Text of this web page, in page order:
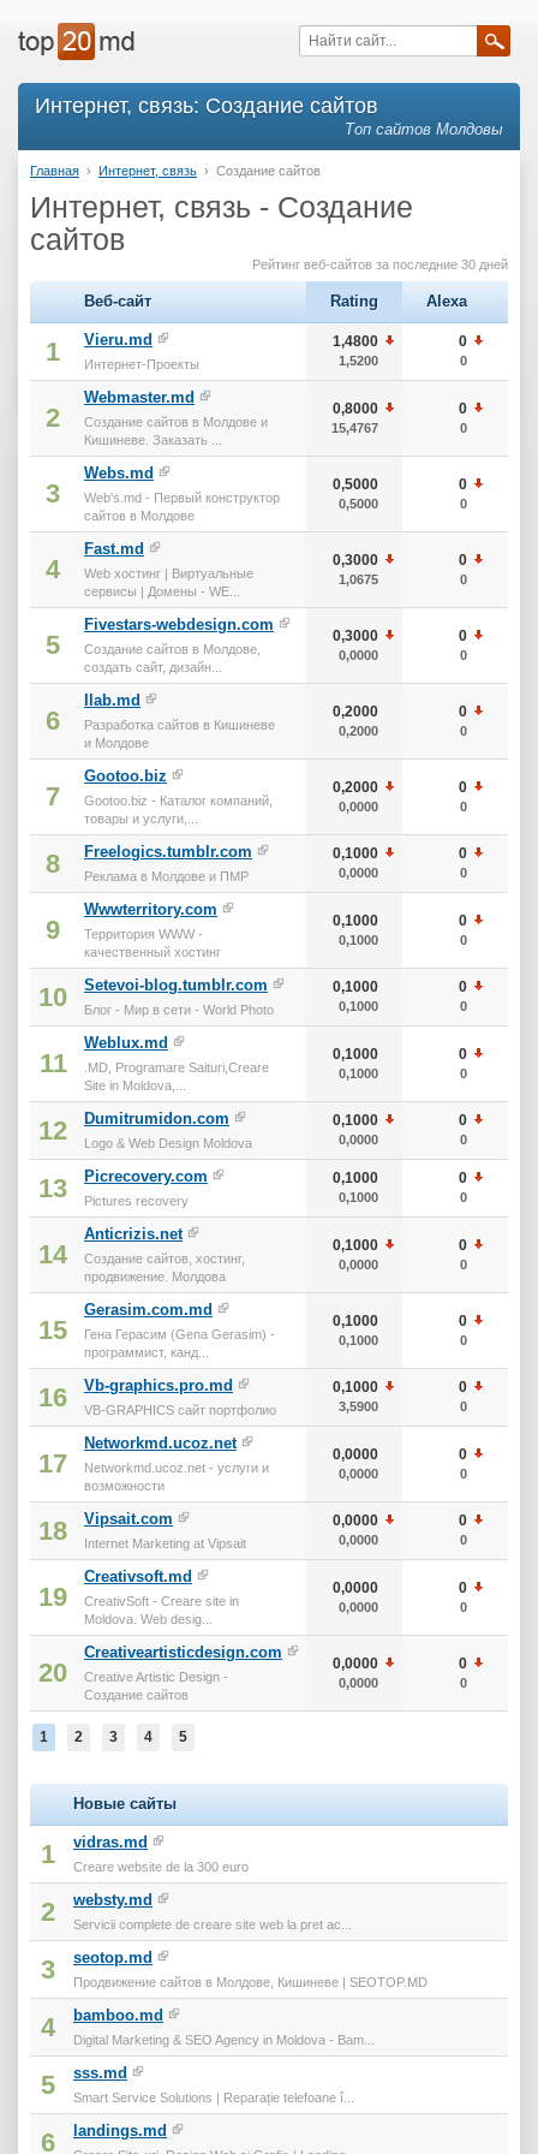
Интернет, связь: Создание сайтов
Топ сайтов Молдовы
Главная › Интернет, связь › Создание сайтов
Интернет, связь - Создание
сайтов
Рейтинг веб-сайтов за последние 30 дней
Веб-сайт Rating Alexa
1 Vieru.md
Интернет-Проекты
1,4800
1,5200
0
0
2
Webmaster.md
Создание сайтов в Молдове и
Кишиневе. Заказать ...
0,8000
15,4767
0
0
3
Webs.md
Web's.md - Первый конструктор
сайтов в Молдове
0,5000
0,5000
0
0
4
Fast.md
Web хостинг | Виртуальные
сервисы | Домены - WE...
0,3000
1,0675
0
0
5
Fivestars-webdesign.com
Создание сайтов в Молдове,
создать сайт, дизайн...
0,3000
0,0000
0
0
6
Ilab.md
Разработка сайтов в Кишиневе
и Молдове
0,2000
0,2000
0
0
7
Gootoo.biz
Gootoo.biz - Каталог компаний,
товары и услуги,...
0,2000
0,0000
0
0
8 Freelogics.tumblr.com
Реклама в Молдове и ПМР
0,1000
0,0000
0
0
9
Wwwterritory.com
Территория WWW -
качественный хостинг
0,1000
0,1000
0
0
10 Setevoi-blog.tumblr.com
Блог - Мир в сети - World Photo
0,1000
0,1000
0
0
11
Weblux.md
.MD, Programare Saituri,Creare
Site in Moldova,...
0,1000
0,1000
0
0
12 Dumitrumidon.com
Logo & Web Design Moldova
0,1000
0,0000
0
0
13 Picrecovery.com
Pictures recovery
0,1000
0,1000
0
0
14
Anticrizis.net
Создание сайтов, хостинг,
продвижение. Молдова
0,1000
0,0000
0
0
15
Gerasim.com.md
Гена Герасим (Gena Gerasim) -
программист, канд...
0,1000
0,1000
0
0
16 Vb-graphics.pro.md
VB-GRAPHICS сайт портфолио
0,1000
3,5900
0
0
17
Networkmd.ucoz.net
Networkmd.ucoz.net - услуги и
возможности
0,0000
0,0000
0
0
18 Vipsait.com
Internet Marketing at Vipsait
0,0000
0,0000
0
0
19
Creativsoft.md
CreativSoft - Creare site in
Moldova. Web desig...
0,0000
0,0000
0
0
20
Creativeartisticdesign.com
Creative Artistic Design -
Создание сайтов
0,0000
0,0000
0
0
1 2 3 4 5
Новые сайты
1 vidras.md
Creare website de la 300 euro
2 websty.md
Servicii complete de creare site web la pret ac...
3 seotop.md
Продвижение сайтов в Молдове, Кишиневе | SEOTOP.MD
4 bamboo.md
Digital Marketing & SEO Agency in Moldova - Bam...
5 sss.md
Smart Service Solutions | Reparație telefoane î...
6 landings.md